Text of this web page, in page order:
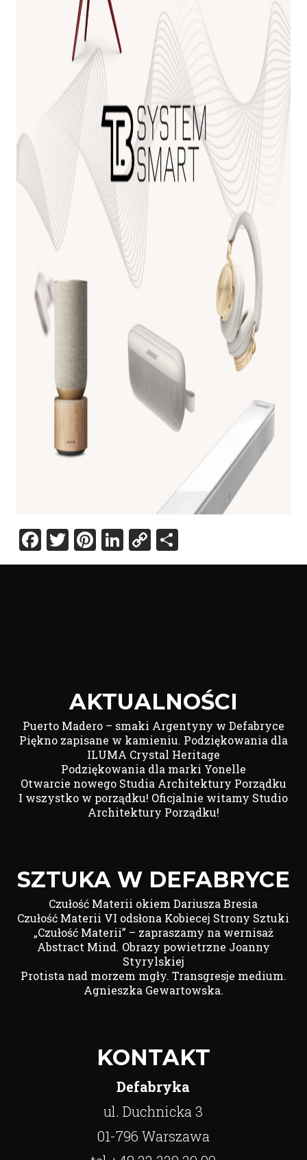
Facebook
Twitter
Pinterest
LinkedIn
Copy
Link
Share
AKTUALNOŚCI
Puerto Madero – smaki Argentyny w Defabryce
Piękno zapisane w kamieniu. Podziękowania dla
ILUMA Crystal Heritage
Podziękowania dla marki Yonelle
Otwarcie nowego Studia Architektury Porządku
I wszystko w porządku! Oficjalnie witamy Studio
Architektury Porządku!
SZTUKA W DEFABRYCE
Czułość Materii okiem Dariusza Bresia
Czułość Materii VI odsłona Kobiecej Strony Sztuki
„Czułość Materii” – zapraszamy na wernisaż
Abstract Mind. Obrazy powietrzne Joanny
Styrylskiej
Protista nad morzem mgły. Transgresje medium.
Agnieszka Gewartowska.
KONTAKT
Defabryka
ul. Duchnicka 3
01-796 Warszawa